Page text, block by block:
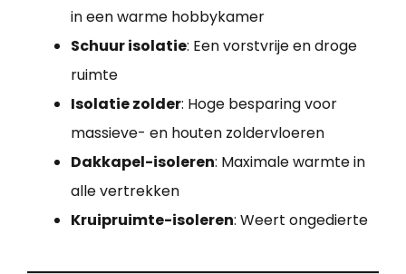
in een warme hobbykamer
Schuur isolatie: Een vorstvrije en droge
ruimte
Isolatie zolder: Hoge besparing voor
massieve- en houten zoldervloeren
Dakkapel-isoleren: Maximale warmte in
alle vertrekken
Kruipruimte-isoleren: Weert ongedierte